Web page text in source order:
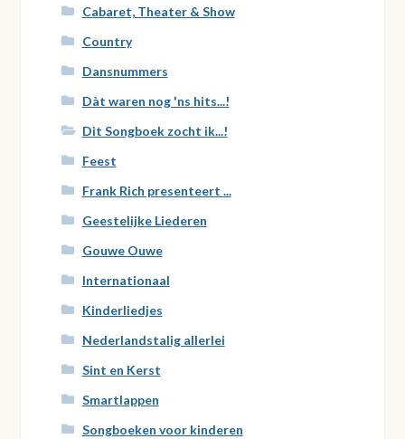
Cabaret, Theater & Show
Country
Dansnummers
Dàt waren nog 'ns hits...!
Dit Songboek zocht ik...!
Feest
Frank Rich presenteert ...
Geestelijke Liederen
Gouwe Ouwe
Internationaal
Kinderliedjes
Nederlandstalig allerlei
Sint en Kerst
Smartlappen
Songboeken voor kinderen